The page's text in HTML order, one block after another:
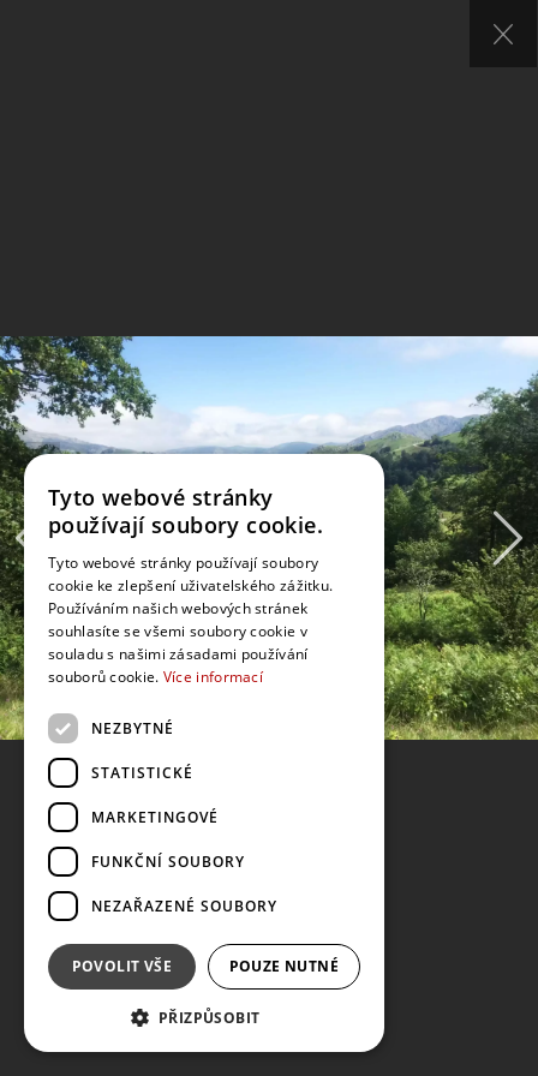
Tyto webové stránky
používají soubory cookie.
Tyto webové stránky používají soubory
cookie ke zlepšení uživatelského zážitku.
Používáním našich webových stránek
souhlasíte se všemi soubory cookie v
souladu s našimi zásadami používání
souborů cookie. Více informací
NEZBYTNÉ
STATISTICKÉ
MARKETINGOVÉ
FUNKČNÍ SOUBORY
NEZAŘAZENÉ SOUBORY
POVOLIT VŠE POUZE NUTNÉ
PŘIZPŮSOBIT